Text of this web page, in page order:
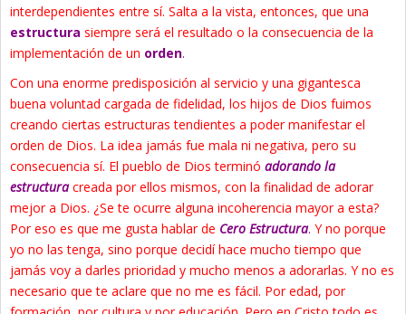
interdependientes entre sí. Salta a la vista, entonces, que una
estructura siempre será el resultado o la consecuencia de la
implementación de un orden.
Con una enorme predisposición al servicio y una gigantesca
buena voluntad cargada de fidelidad, los hijos de Dios fuimos
creando ciertas estructuras tendientes a poder manifestar el
orden de Dios. La idea jamás fue mala ni negativa, pero su
consecuencia sí. El pueblo de Dios terminó adorando la
estructuracreada por ellos mismos, con la finalidad de adorar
mejor a Dios. ¿Se te ocurre alguna incoherencia mayor a esta?
Por eso es que me gusta hablar de Cero Estructura. Y no porque
yo no las tenga, sino porque decidí hace mucho tiempo que
jamás voy a darles prioridad y mucho menos a adorarlas. Y no es
necesario que te aclare que no me es fácil. Por edad, por